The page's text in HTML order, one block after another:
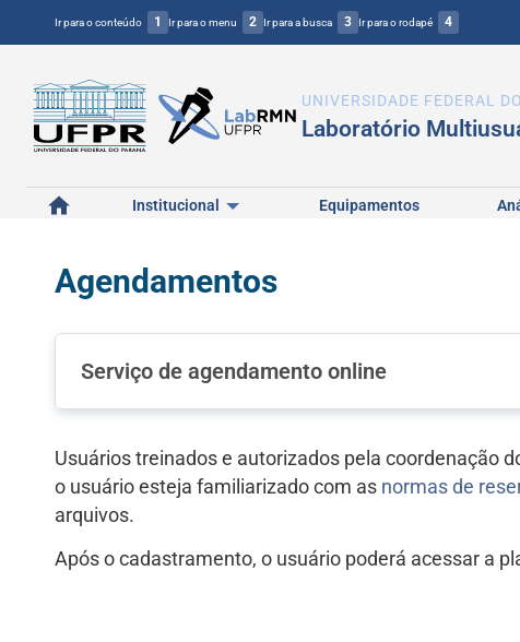
Ir para o conteúdo 1 Ir para o menu 2 Ir para a busca 3 Ir para o rodapé 4
UNIVERSIDADE FEDERAL
Laboratório
Início Institucional Equipamentos
Agendamentos
Serviço de agendamento online
Usuários treinados e autorizados pela coordenação
o usuário esteja familiarizado com as normas de
arquivos.
Após o cadastramento, o usuário poderá acessar a